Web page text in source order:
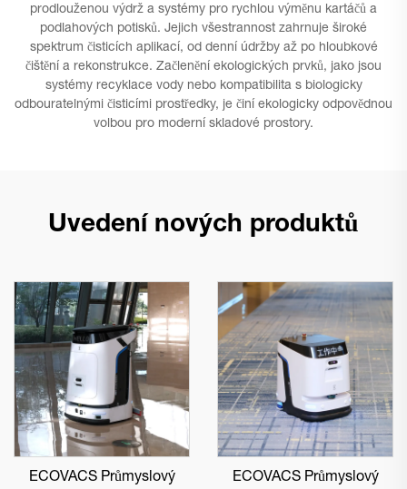
prodlouženou výdrž a systémy pro rychlou výměnu kartáčů a
podlahových potisků. Jejich všestrannost zahrnuje široké
spektrum čisticích aplikací, od denní údržby až po hloubkové
čištění a rekonstrukce. Začlenění ekologických prvků, jako jsou
systémy recyklace vody nebo kompatibilita s biologicky
odbouratelnými čisticími prostředky, je činí ekologicky odpovědnou
volbou pro moderní skladové prostory.
Uvedení nových produktů
ECOVACS Průmyslový
ECOVACS Průmyslový